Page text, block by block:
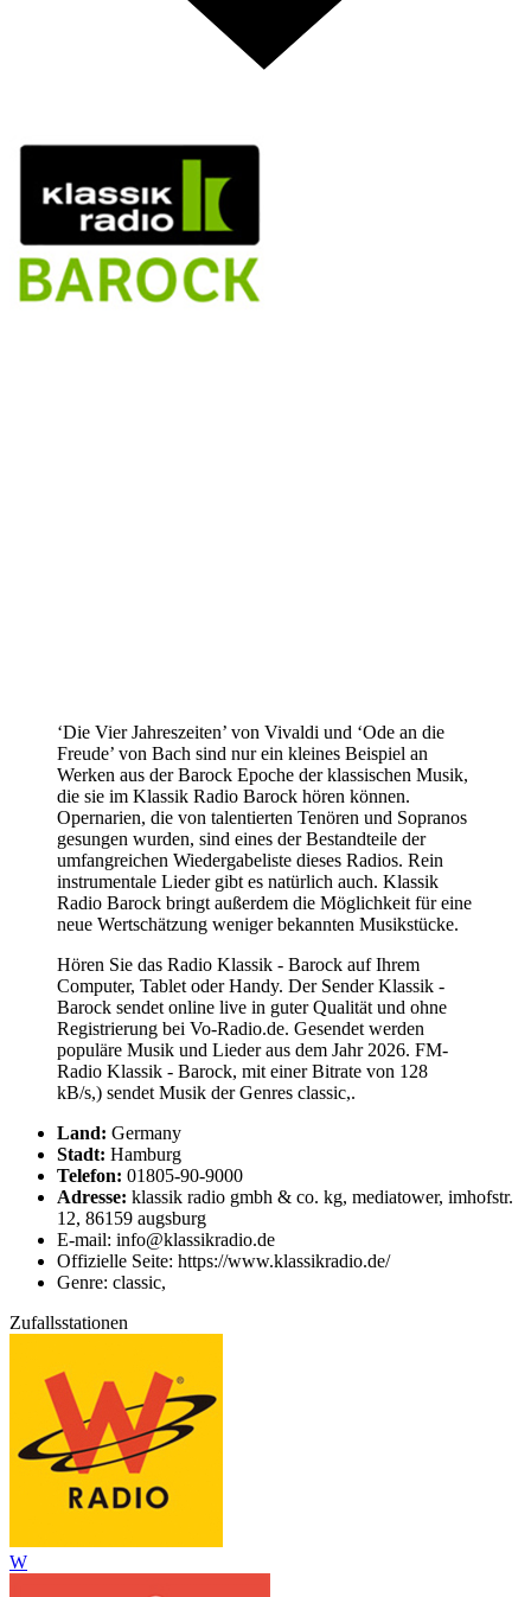
‘Die Vier Jahreszeiten’ von Vivaldi und ‘Ode an die
Freude’ von Bach sind nur ein kleines Beispiel an
Werken aus der Barock Epoche der klassischen Musik,
die sie im Klassik Radio Barock hören können.
Opernarien, die von talentierten Tenören und Sopranos
gesungen wurden, sind eines der Bestandteile der
umfangreichen Wiedergabeliste dieses Radios. Rein
instrumentale Lieder gibt es natürlich auch. Klassik
Radio Barock bringt außerdem die Möglichkeit für eine
neue Wertschätzung weniger bekannten Musikstücke.
Hören Sie das Radio Klassik - Barock auf Ihrem
Computer, Tablet oder Handy. Der Sender Klassik -
Barock sendet online live in guter Qualität und ohne
Registrierung bei Vo-Radio.de. Gesendet werden
populäre Musik und Lieder aus dem Jahr 2026. FM-
Radio Klassik - Barock, mit einer Bitrate von 128
kB/s,) sendet Musik der Genres classic,.
Land: Germany
Stadt: Hamburg
Telefon: 01805-90-9000
Adresse: klassik radio gmbh & co. kg, mediatower, imhofstr.
12, 86159 augsburg
E-mail: info@klassikradio.de
Offizielle Seite: https://www.klassikradio.de/
Genre: classic,
Zufallsstationen
W